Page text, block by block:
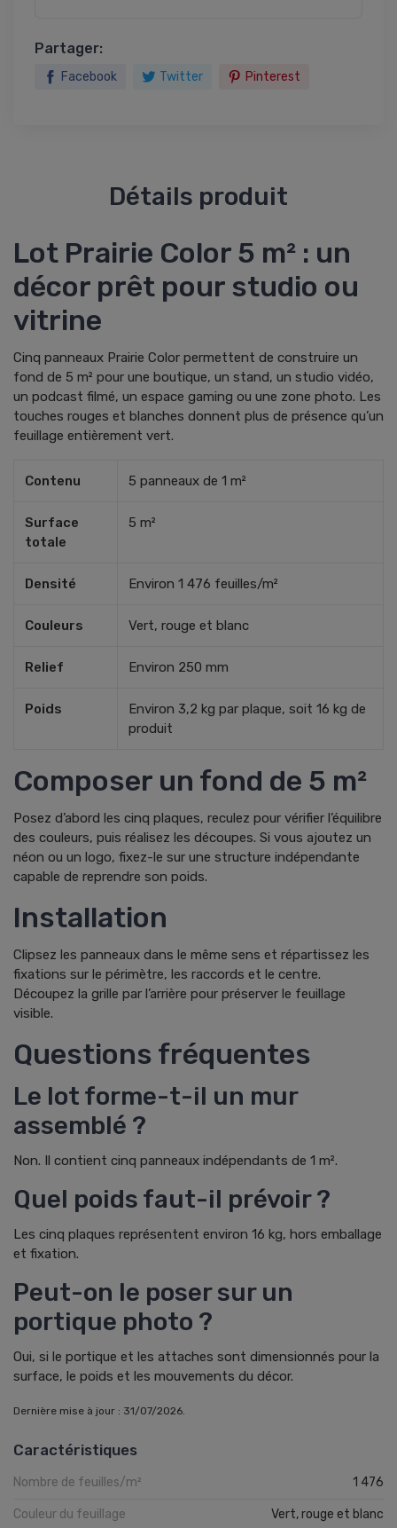
Partager:
Facebook Twitter Pinterest
Détails produit
Lot Prairie Color 5 m² : un
décor prêt pour studio ou
vitrine
Cinq panneaux Prairie Color permettent de construire un
fond de 5 m² pour une boutique, un stand, un studio vidéo,
un podcast filmé, un espace gaming ou une zone photo. Les
touches rouges et blanches donnent plus de présence qu’un
feuillage entièrement vert.
Contenu 5 panneaux de 1 m²
Surface
totale
5 m²
Densité Environ 1 476 feuilles/m²
Couleurs Vert, rouge et blanc
Relief Environ 250 mm
Poids
Environ 3,2 kg par plaque, soit 16 kg de
produit
Composer un fond de 5 m²
Posez d’abord les cinq plaques, reculez pour vérifier l’équilibre
des couleurs, puis réalisez les découpes. Si vous ajoutez un
néon ou un logo, fixez-le sur une structure indépendante
capable de reprendre son poids.
Installation
Clipsez les panneaux dans le même sens et répartissez les
fixations sur le périmètre, les raccords et le centre.
Découpez la grille par l’arrière pour préserver le feuillage
visible.
Questions fréquentes
Le lot forme-t-il un mur
assemblé ?
Non. Il contient cinq panneaux indépendants de 1 m².
Quel poids faut-il prévoir ?
Les cinq plaques représentent environ 16 kg, hors emballage
et fixation.
Peut-on le poser sur un
portique photo ?
Oui, si le portique et les attaches sont dimensionnés pour la
surface, le poids et les mouvements du décor.
Dernière mise à jour : 31/07/2026.
Caractéristiques
Nombre de feuilles/m² 1 476
Couleur du feuillage Vert, rouge et blanc